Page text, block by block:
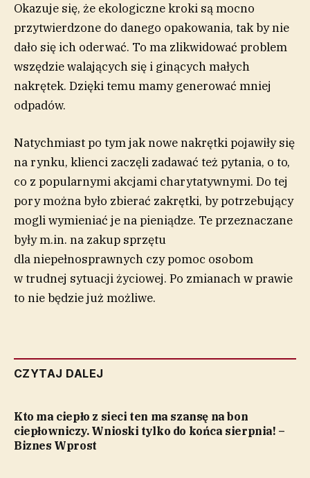
Okazuje się, że ekologiczne kroki są mocno
przytwierdzone do danego opakowania, tak by nie
dało się ich oderwać. To ma zlikwidować problem
wszędzie walających się i ginących małych
nakrętek. Dzięki temu mamy generować mniej
odpadów.
Natychmiast po tym jak nowe nakrętki pojawiły się
na rynku, klienci zaczęli zadawać też pytania, o to,
co z popularnymi akcjami charytatywnymi. Do tej
pory można było zbierać zakrętki, by potrzebujący
mogli wymieniać je na pieniądze. Te przeznaczane
były m.in. na zakup sprzętu
dla niepełnosprawnych czy pomoc osobom
w trudnej sytuacji życiowej. Po zmianach w prawie
to nie będzie już możliwe.
CZYTAJ DALEJ
Kto ma ciepło z sieci ten ma szansę na bon
ciepłowniczy. Wnioski tylko do końca sierpnia! –
Biznes Wprost